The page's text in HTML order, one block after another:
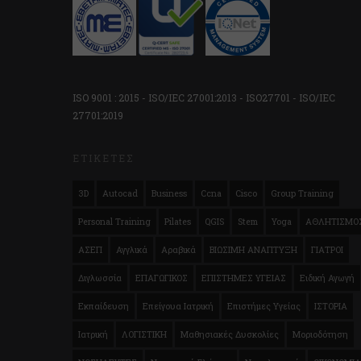
ISO 9001 : 2015 - ISO/IEC 27001:2013 - ISO27701 - ISO/IEC
27701:2019
ΕΤΙΚΈΤΕΣ
3D Autocad Business Ccna Cisco Group Training
Personal Training Pilates QGIS Stem Yoga
ΑΣΕΠ Αγγλικά Αραβικά ΒΙΩΣΙΜΗ ΑΝΑΠΤΥΞΗ ΓΙΑΤΡΟΙ
Διγλωσσία ΕΠΑΓΩΓΙΚΟΣ ΕΠΙΣΤΗΜΕΣ ΥΓΕΙΑΣ Ειδική Αγωγή
Εκπαίδευση Επείγουα Ιατρική Επιστήμες Υγείας ΙΣΤΟΡΙΑ
Ιατρική ΛΟΓΙΣΤΙΚΗ Μαθησιακές Δυσκολίες Μοριοδότηση